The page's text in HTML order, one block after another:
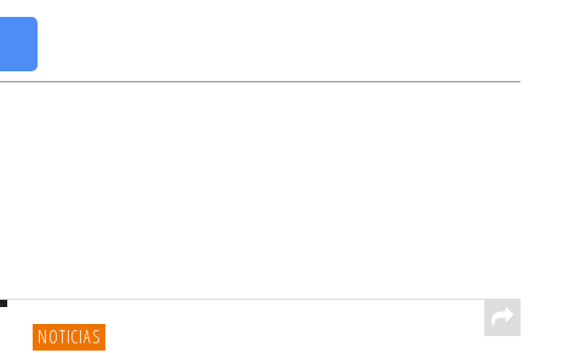
NOTICIAS